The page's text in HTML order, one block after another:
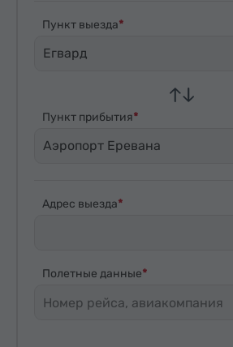
Пункт выезда
Егвард
Пункт прибытия
Аэропорт Еревана
Адрес выезда
Полетные данные